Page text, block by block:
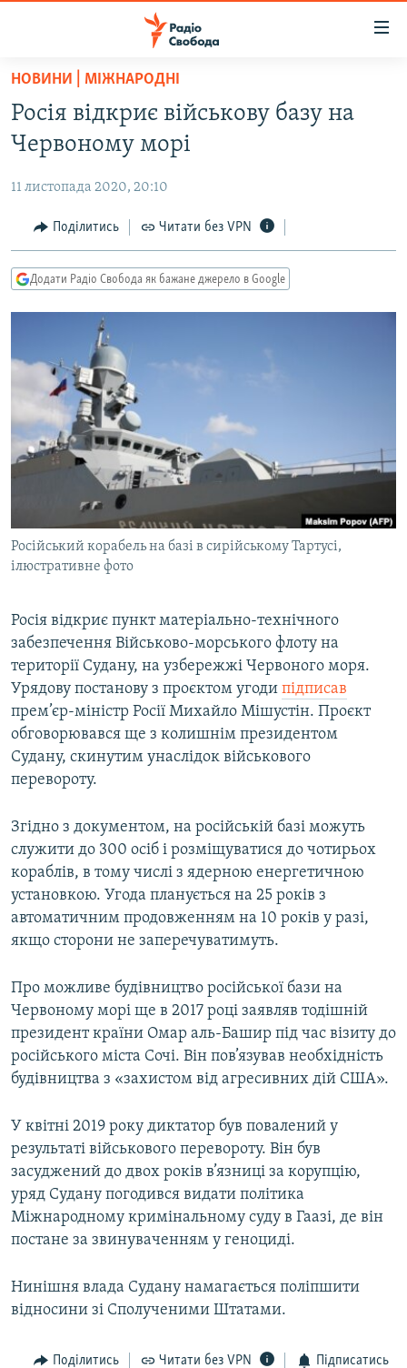
Перейти
основного
матеріалу
Перейти
до
навігації
Перейти
до
ВСЕ ЗА ДОБУ
СТАТТІ
ПОЛІТИКА
ЕКОНОМІКА
КУЛЬТУРА
УКРАЇНА
СВІТ
ВІЙНА
РОСІЙСЬКА «ФІЛЬТРАЦІЯ»
КРИМ.РЕАЛІЇ
СХЕМИ
КИТАЙ.ВИКЛИКИ
МУЛЬТИМЕДІА
ФОТО
СПЕЦПРОЄКТИ
ПОДКАСТИ
КРИМ РЕАЛІЇ
УКР
КТАТ
ДОЛУЧАЙСЯ!
Усі сайти RFE/RL
НОВИНИ | МІЖНАРОДНІ
Росія відкриє військову базу на
Червоному морі
11 листопада 2020, 20:10
Поділитись Читати без VPN
Додати Радіо Свобода як бажане джерело в Google
Російський корабель на базі в сирійському Тартусі,
ілюстративне фото
Росія відкриє пункт матеріально-технічного
забезпечення Військово-морського флоту на
території Судану, на узбережжі Червоного моря.
Урядову постанову з проєктом угоди підписав
прем’єр-міністр Росії Михайло Мішустін. Проєкт
обговорювався ще з колишнім президентом
Судану, скинутим унаслідок військового
перевороту.
Згідно з документом, на російській базі можуть
служити до 300 осіб і розміщуватися до чотирьох
кораблів, в тому числі з ядерною енергетичною
установкою. Угода планується на 25 років з
автоматичним продовженням на 10 років у разі,
якщо сторони не заперечуватимуть.
Про можливе будівництво російської бази на
Червоному морі ще в 2017 році заявляв тодішній
президент країни Омар аль-Башир під час візиту до
російського міста Сочі. Він пов’язував необхідність
будівництва з «захистом від агресивних дій США».
У квітні 2019 року диктатор був повалений у
результаті військового перевороту. Він був
засуджений до двох років в’язниці за корупцію,
уряд Судану погодився видати політика
Міжнародному кримінальному суду в Гаазі, де він
постане за звинуваченням у геноциді.
Нинішня влада Судану намагається поліпшити
відносини зі Сполученими Штатами.
Поділитись Читати без VPN Підписатись